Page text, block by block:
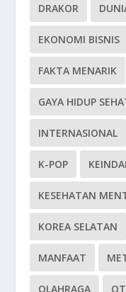
DRAKOR
EKONOMI BISNIS
FAKTA MENARIK
GAYA HIDUP
INTERNASIONAL
K-POP
KESEHATAN
KOREA SELATAN
MANFAAT
OLAHRAGA